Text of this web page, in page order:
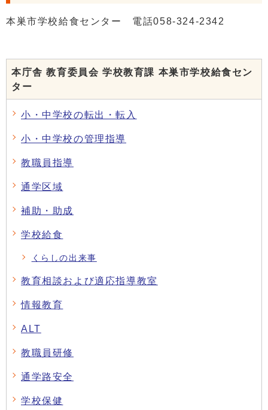
本巣市学校給食センター 電話058-324-2342
本庁舎 教育委員会 学校教育課 本巣市学校給食セン
ター
小・中学校の転出・転入
小・中学校の管理指導
教職員指導
通学区域
補助・助成
学校給食
くらしの出来事
教育相談および適応指導教室
情報教育
ALT
教職員研修
通学路安全
学校保健